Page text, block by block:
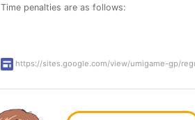
Time penalties are as follows:
https://sites.google.com/view/umigame-gp/